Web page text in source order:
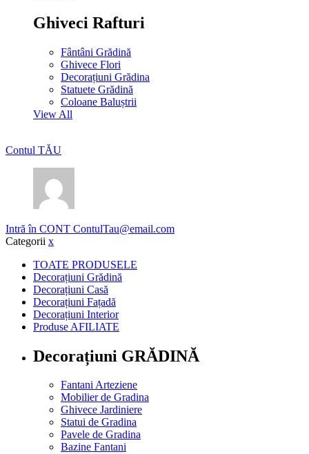
Ghiveci Rafturi
Fântâni Grădină
Ghivece Flori
Decorațiuni Grădina
Statuete Grădină
Coloane Baluștrii
View All
Contul TĂU
Intră în CONT ContulTau@email.com
Categorii x
TOATE PRODUSELE
Decorațiuni Grădină
Decorațiuni Casă
Decorațiuni Fațadă
Decorațiuni Interior
Produse AFILIATE
Decorațiuni GRĂDINĂ
Fantani Arteziene
Mobilier de Gradina
Ghivece Jardiniere
Statui de Gradina
Pavele de Gradina
Bazine Fantani